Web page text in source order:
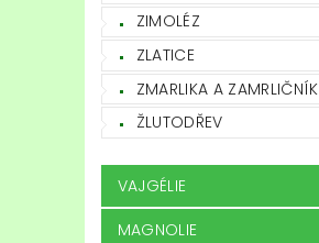
ZIMOLÉZ
ZLATICE
ZMARLIKA A ZAMRLIČNÍK
ŽLUTODŘEV
VAJGÉLIE
MAGNOLIE